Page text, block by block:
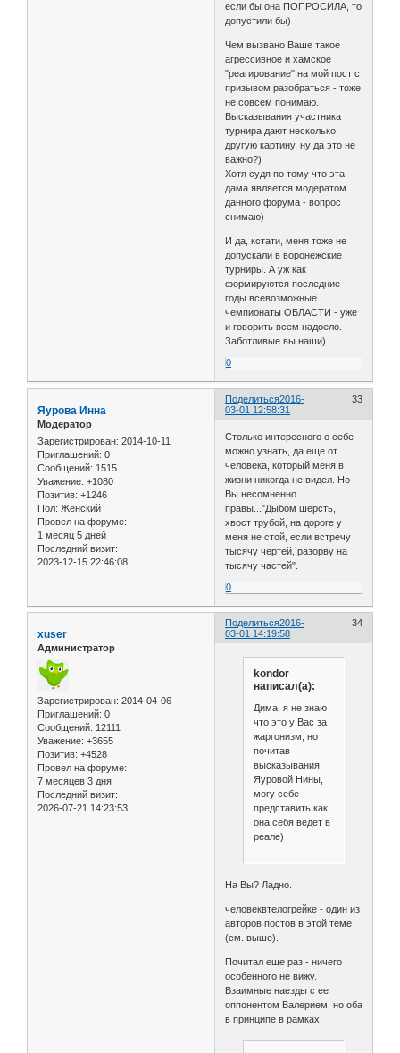
если бы она ПОПРОСИЛА, то
допустили бы)
Чем вызвано Ваше такое
агрессивное и хамское
"реагирование" на мой пост с
призывом разобраться - тоже
не совсем понимаю.
Высказывания участника
турнира дают несколько
другую картину, ну да это не
важно?)
Хотя судя по тому что эта
дама является модератом
данного форума - вопрос
снимаю)
И да, кстати, меня тоже не
допускали в воронежские
турниры. А уж как
формируются последние
годы всевозможные
чемпионаты ОБЛАСТИ - уже
и говорить всем надоело.
Заботливые вы наши)
0
Поделиться 33
2016-
03-01 12:58:31
Яурова Инна
Модератор
Зарегистрирован: 2014-10-11
Приглашений: 0
Сообщений: 1515
Уважение: +1080
Позитив: +1246
Пол: Женский
Провел на форуме:
1 месяц 5 дней
Последний визит:
2023-12-15 22:46:08
Столько интересного о себе
можно узнать, да еще от
человека, который меня в
жизни никогда не видел. Но
Вы несомненно
правы..."Дыбом шерсть,
хвост трубой, на дороге у
меня не стой, если встречу
тысячу чертей, разорву на
тысячу частей".
0
Поделиться 34
2016-
03-01 14:19:58
xuser
Администратор
Зарегистрирован: 2014-04-06
Приглашений: 0
Сообщений: 12111
Уважение: +3655
Позитив: +4528
Провел на форуме:
7 месяцев 3 дня
Последний визит:
2026-07-21 14:23:53
kondor
написал(а):
Дима, я не знаю
что это у Вас за
жаргонизм, но
почитав
высказывания
Яуровой Нины,
могу себе
представить как
она себя ведет в
реале)
На Вы? Ладно.
человеквтелогрейке - один из
авторов постов в этой теме
(см. выше).
Почитал еще раз - ничего
особенного не вижу.
Взаимные наезды с ее
оппонентом Валерием, но оба
в принципе в рамках.